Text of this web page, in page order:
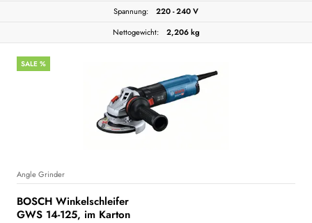
Spannung:
220 - 240 V
Nettogewicht:
2,206 kg
SALE %
Angle Grinder
BOSCH Winkelschleifer
GWS 14-125, im Karton